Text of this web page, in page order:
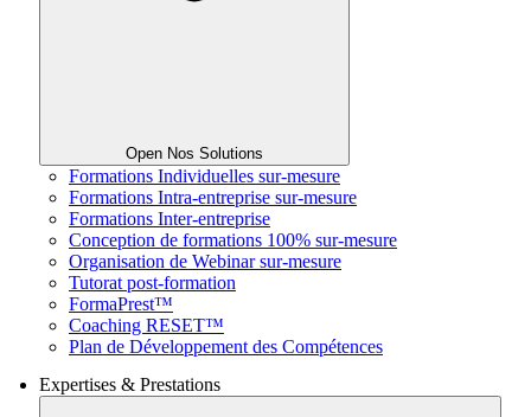
Open Nos Solutions
Formations Individuelles sur-mesure
Formations Intra-entreprise sur-mesure
Formations Inter-entreprise
Conception de formations 100% sur-mesure
Organisation de Webinar sur-mesure
Tutorat post-formation
FormaPrest™
Coaching RESET™
Plan de Développement des Compétences
Expertises & Prestations